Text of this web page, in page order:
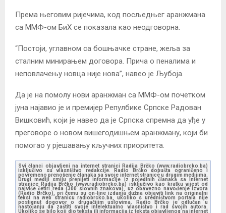
Према његовим ријечима, код посљедњег аранжмана
са ММФ-ом БиХ се показала као неодговорна.
“Постоји, углавном са бошњачке стране, жеља за
сталним минирањем договора. Прича о пеналима и
неповлачењу новца није нова”, навео је Љубоја.
Да је на помолу нови аранжман са ММФ-ом почетком
јуна најавио је и премијер Репулбике Српске Радован
Вишковић, који је навео да је Српска спремна да уђе у
преговоре о новом вишегодишњем аранжману, који би
помогао у рјешавању кључних приоритета.
Svi članci objavljeni na internet stranici Radija Brčko (www.radiobrcko.ba)
isključivo su vlasništvo redakcije. Radio Brčko dopušta ograničeno i
povremeno prenošenje članaka sa svoje internet stranice u drugim medijima.
Drugi mediji smiju prenijeti informacije iz pojedinih članaka sa Internet
stranice Radija Brčko (www.radiobrcko.ba) isključivo kao kratku vijest od
najviše četiri reda (300 slovnih znakova), uz obavezno navođenje izvora
(Radio Brčko), pri čemu su on-line izdanja dužna objaviti link na originalni
tekst na web stranicu radiobrcko.ba, ukoliko s uredništvom portala nije
postignut dogovor o drugačijim uslovima. Radio Brčko je odlučan u
nastojanju da zaštiti svoje intelektualno vlasništvo i rad svojih autora.
Ukoliko se bilo koji dio teksta ili informacija iz teksta objavljenog na internet